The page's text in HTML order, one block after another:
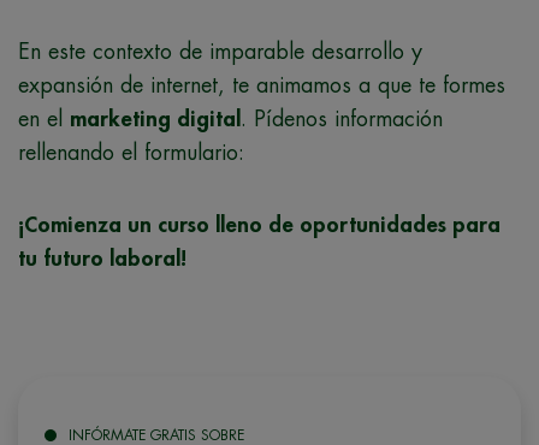
En este contexto de imparable desarrollo y
expansión de internet, te animamos a que te formes
en el marketing digital . Pídenos información
rellenando el formulario:
¡Comienza un curso lleno de oportunidades para
tu futuro laboral!
INFÓRMATE GRATIS SOBRE